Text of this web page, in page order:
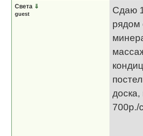
Света ⇓
guest
Сдаю
рядом
700р./